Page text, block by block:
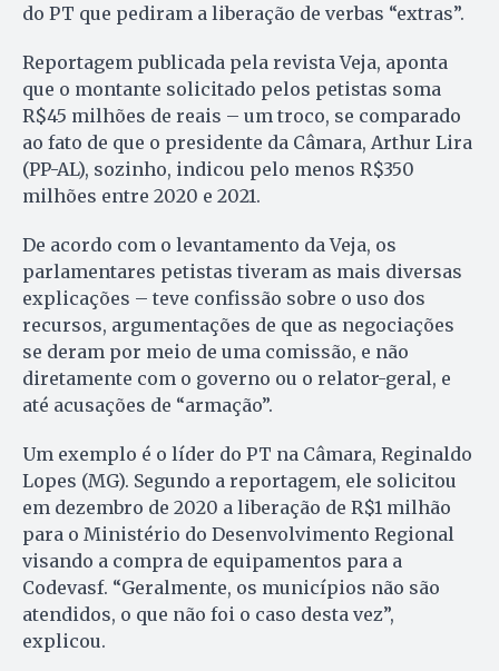
do PT que pediram a liberação de verbas “extras”.
Reportagem publicada pela revista Veja, aponta
que o montante solicitado pelos petistas soma
R$45 milhões de reais – um troco, se comparado
ao fato de que o presidente da Câmara, Arthur Lira
(PP-AL), sozinho, indicou pelo menos R$350
milhões entre 2020 e 2021.
De acordo com o levantamento da Veja, os
parlamentares petistas tiveram as mais diversas
explicações – teve confissão sobre o uso dos
recursos, argumentações de que as negociações
se deram por meio de uma comissão, e não
diretamente com o governo ou o relator-geral, e
até acusações de “armação”.
Um exemplo é o líder do PT na Câmara, Reginaldo
Lopes (MG). Segundo a reportagem, ele solicitou
em dezembro de 2020 a liberação de R$1 milhão
para o Ministério do Desenvolvimento Regional
visando a compra de equipamentos para a
Codevasf. “Geralmente, os municípios não são
atendidos, o que não foi o caso desta vez”,
explicou.